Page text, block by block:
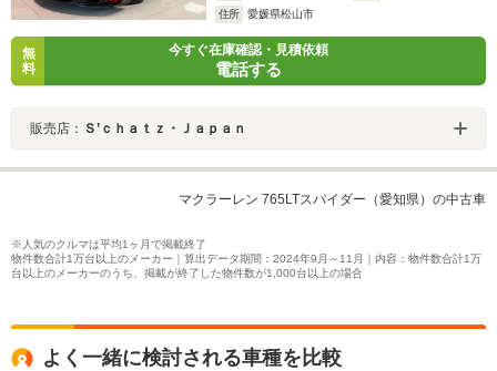
住所
愛媛県松山市
無
料
今すぐ在庫確認・見積依頼
電話する
販売店： Ｓ’ｃｈａｔｚ・Ｊａｐａｎ
マクラーレン 765LTスパイダー（愛知県）の中古車
※人気のクルマは平均1ヶ月で掲載終了
物件数合計1万台以上のメーカー｜算出データ期間：2024年9月～11月｜内容：物件数合計1万
台以上のメーカーのうち、掲載が終了した物件数が1,000台以上の場合
よく一緒に検討される車種を比較